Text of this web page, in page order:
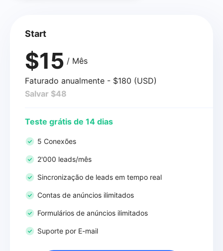
Start
$15 / Mês
Faturado anualmente - $180 (USD)
Salvar $48
Teste grátis de 14 dias
5 Conexões
2'000 leads/mês
Sincronização de leads em tempo real
Contas de anúncios ilimitados
Formulários de anúncios ilimitados
Suporte por E-mail